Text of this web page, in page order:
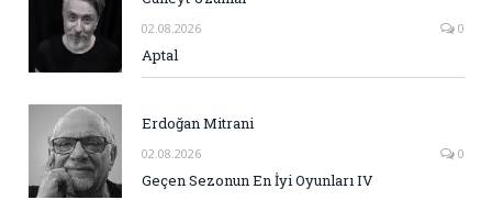
02.08.2026 0
Aptal
Erdoğan Mitrani
02.08.2026 0
Geçen Sezonun En İyi Oyunları IV